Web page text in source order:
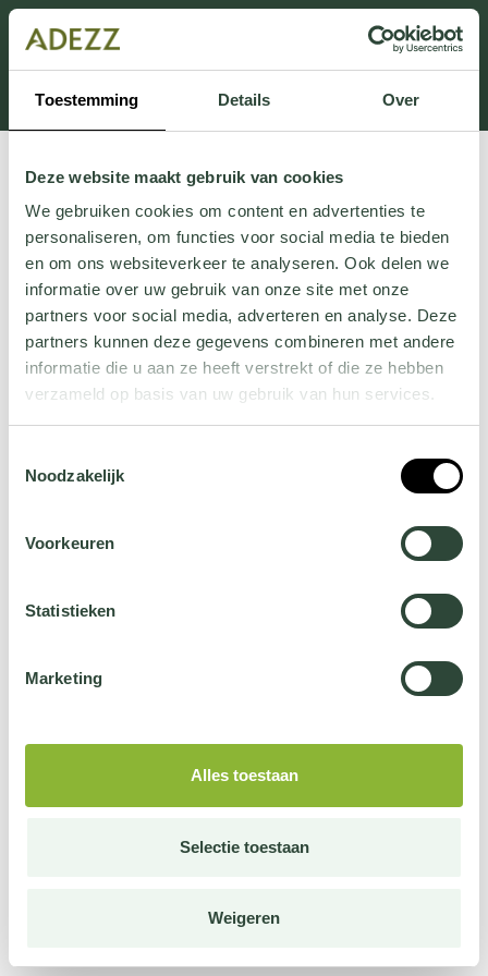
Toestemming Details Over
Deze website maakt gebruik van cookies
We gebruiken cookies om content en advertenties te
personaliseren, om functies voor social media te bieden
en om ons websiteverkeer te analyseren. Ook delen we
informatie over uw gebruik van onze site met onze
partners voor social media, adverteren en analyse. Deze
partners kunnen deze gegevens combineren met andere
informatie die u aan ze heeft verstrekt of die ze hebben
verzameld op basis van uw gebruik van hun services.
jehier.
Noodzakelijk
Voorkeuren
Statistieken
Marketing
Alles toestaan
Selectie toestaan
Weigeren
Dit onderdeel is momenteel in onderhoud.
Als je informatie mist kun je ons bellen +31 413 274
168 of mailen
Customersupport@adezz.com.